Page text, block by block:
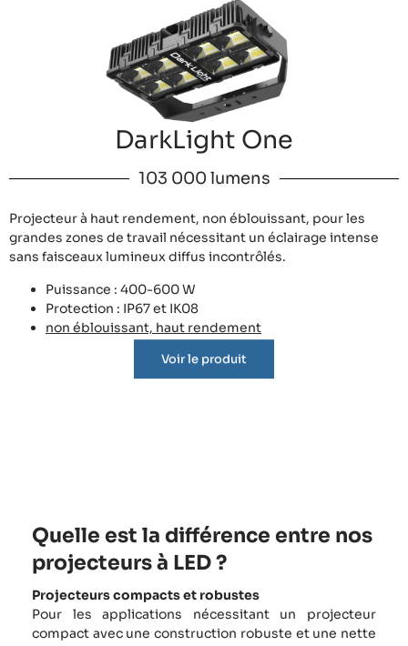
DarkLight One
103 000 lumens
Projecteur à haut rendement, non éblouissant, pour les
grandes zones de travail nécessitant un éclairage intense
sans faisceaux lumineux diffus incontrôlés.
Puissance : 400-600 W
Protection : IP67 et IK08
non éblouissant, haut rendement
Voir le produit
Quelle est la différence entre nos
projecteurs à LED ?
Projecteurs compacts et robustes
Pour les applications nécessitant un projecteur
compact avec une construction robuste et une nette